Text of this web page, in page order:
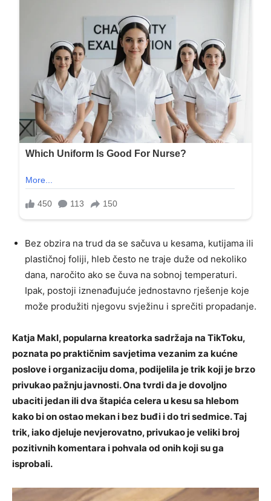
Bez obzira na trud da se sačuva u kesama, kutijama ili
plastičnoj foliji, hleb često ne traje duže od nekoliko
dana, naročito ako se čuva na sobnoj temperaturi.
Ipak, postoji iznenađujuće jednostavno rješenje koje
može produžiti njegovu svježinu i sprečiti propadanje.
Katja Makl, popularna kreatorka sadržaja na TikToku,
poznata po praktičnim savjetima vezanim za kućne
poslove i organizaciju doma, podijelila je trik koji je brzo
privukao pažnju javnosti. Ona tvrdi da je dovoljno
ubaciti jedan ili dva štapića celera u kesu sa hlebom
kako bi on ostao mekan i bez buđi i do tri sedmice. Taj
trik, iako djeluje nevjerovatno, privukao je veliki broj
pozitivnih komentara i pohvala od onih koji su ga
isprobali.